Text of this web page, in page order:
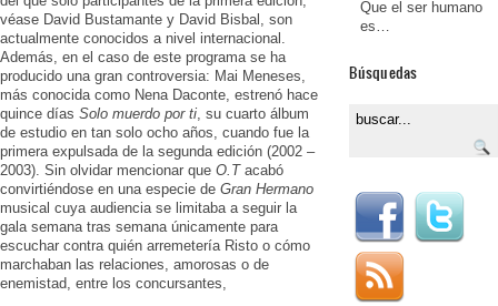
véase David Bustamante y David Bisbal, son
actualmente conocidos a nivel internacional.
Además, en el caso de este programa se ha
producido una gran controversia: Mai Meneses,
más conocida como Nena Daconte, estrenó hace
quince días Solo muerdo por ti , su cuarto álbum
de estudio en tan solo ocho años, cuando fue la
primera expulsada de la segunda edición (2002 –
2003). Sin olvidar mencionar que O.Tacabó
convirtiéndose en una especie de Gran Hermano
musical cuya audiencia se limitaba a seguir la
gala semana tras semana únicamente para
escuchar contra quién arremetería Risto o cómo
marchaban las relaciones, amorosas o de
enemistad, entre los concursantes,
Que el ser humano
es…
Búsquedas